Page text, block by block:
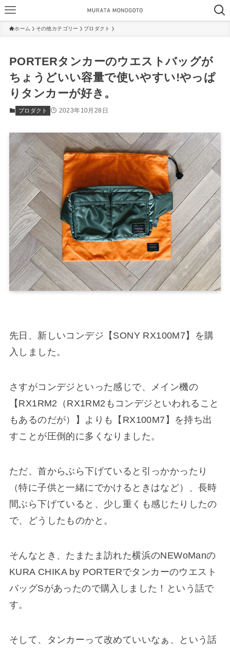
ホーム その他カテゴリー プロダクト
PORTERタンカーのウエストバッグが
ちょうどいい容量で使いやすい!やっぱ
りタンカーが好き。
プロダクト 2023年10月28日
先日、新しいコンデジ【SONY RX100M7】を購
入しました。
さすがコンデジといった感じで、メイン機の
【RX1RM2（RX1RM2もコンデジといわれること
もあるのだが）】よりも【RX100M7】を持ち出
すことが圧倒的に多くなりました。
ただ、首からぶら下げていると引っかかったり
（特に子供と一緒にでかけるときはなど）、長時
間ぶら下げていると、少し重くも感じたりしたの
で、どうしたものかと。
そんなとき、たまたま訪れた横浜のNEWoManの
KURA CHIKA by PORTERでタンカーのウエスト
バッグSがあったので購入しました！という話で
す。
そして、タンカーって改めていいなぁ、という話